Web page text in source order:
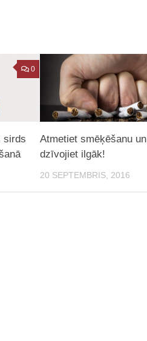
0
sirds
Atmetiet smēķēšanu un
dzīvojiet ilgāk!
20 SEPTEMBRIS, 2016